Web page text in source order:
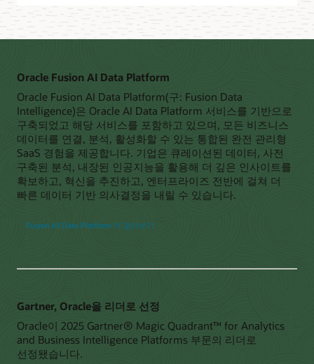
Oracle Fusion AI Data Platform
Oracle Fusion AI Data Platform(구: Fusion Data
Intelligence)은 Oracle AI Data Platform 서비스를 기반으로
구축되었고 해당 서비스를 포함하고 있으며, 모든 비즈니스
데이터를 연결, 분석, 활성화할 수 있는 통합된 완전 관리형
SaaS 경험을 제공합니다. 기업은 큐레이션된 데이터, 사전
구축된 분석, 내장된 인공지능을 활용해 더 깊은 인사이트를
확보하고, 혁신을 추진하고, 엔터프라이즈 전반에 걸쳐 더
빠른 데이터 기반 의사결정을 내릴 수 있습니다.
Fusion AI Data Platform 더 알아보기
Gartner, Oracle을 리더로 선정
Oracle이 2025 Gartner® Magic Quadrant™ for Analytics
and Business Intelligence Platforms 부문의 리더로
선정됐습니다.